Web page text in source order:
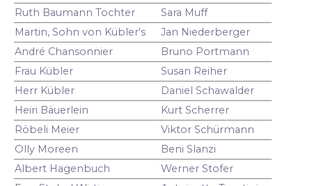
Ruth Baumann Tochter
Sara Muff
Martin, Sohn von Kübler's
Jan Niederberger
André Chansonnier
Bruno Portmann
Frau Kübler
Susan Reiher
Herr Kübler
Daniel Schawalder
Heiri Bäuerlein
Kurt Scherrer
Röbeli Meier
Viktor Schürmann
Olly Moreen
Beni Slanzi
Albert Hagenbuch
Werner Stofer